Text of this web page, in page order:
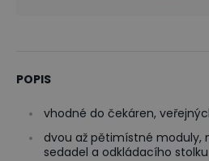
POPIS
vhodné do čekáren,
dvou až pětimístné moduly,
sedadel a odkládacího stolku